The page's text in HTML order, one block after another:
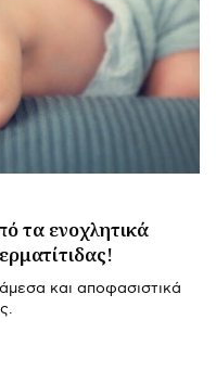
τα ενοχλητικά
και αποφασιστικά